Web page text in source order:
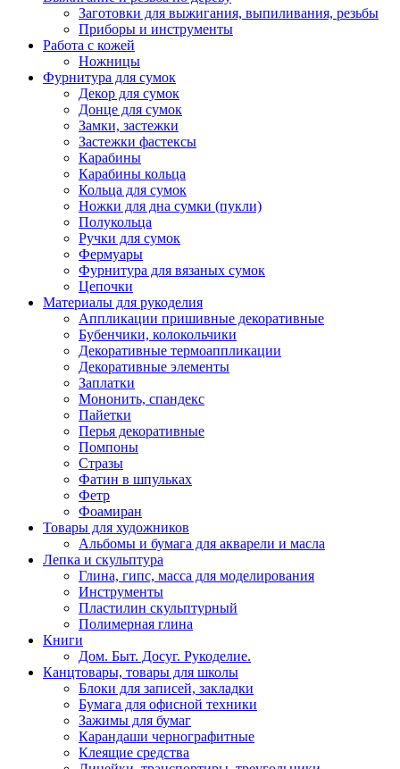
Заготовки для выжигания, выпиливания, резьбы
Приборы и инструменты
Работа с кожей
Ножницы
Фурнитура для сумок
Декор для сумок
Донце для сумок
Замки, застежки
Застежки фастексы
Карабины
Карабины кольца
Кольца для сумок
Ножки для дна сумки (пукли)
Полукольца
Ручки для сумок
Фермуары
Фурнитура для вязаных сумок
Цепочки
Материалы для рукоделия
Аппликации пришивные декоративные
Бубенчики, колокольчики
Декоративные термоаппликации
Декоративные элементы
Заплатки
Мононить, спандекс
Пайетки
Перья декоративные
Помпоны
Стразы
Фатин в шпульках
Фетр
Фоамиран
Товары для художников
Альбомы и бумага для акварели и масла
Лепка и скульптура
Глина, гипс, масса для моделирования
Инструменты
Пластилин скульптурный
Полимерная глина
Книги
Дом. Быт. Досуг. Рукоделие.
Канцтовары, товары для школы
Блоки для записей, закладки
Бумага для офисной техники
Зажимы для бумаг
Карандаши чернографитные
Клеящие средства